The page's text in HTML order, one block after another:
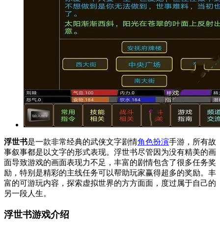
浮世书是一款非常经典的武侠文字剧情角色扮演手游，所有故
事叙事都是以文字的形式表现。浮世书尽管因为没有精美的画
面导致游戏的画面表现力不足，丰富的剧情包含了很多任务奖
励，特别是精彩的主线任务可以帮助玩家赢得超多的奖励。丰
富的可游玩内容，探索虚拟世界的方方面面，度过属于自己的
另一段人生。
浮世书游戏介绍